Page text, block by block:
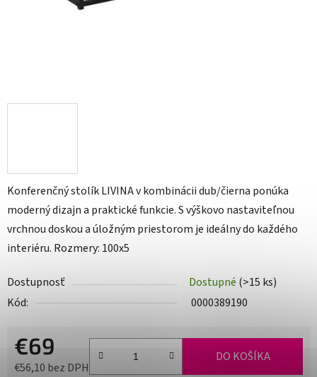
Konferenčný stolík LIVINA v kombinácii dub/čierna ponúka
moderný dizajn a praktické funkcie. S výškovo nastaviteľnou
vrchnou doskou a úložným priestorom je ideálny do každého
interiéru. Rozmery: 100x5
Dostupnosť Dostupné (>15 ks)
Kód:
0000389190
€69
€56,10 bez DPH
DO KOŠÍKA